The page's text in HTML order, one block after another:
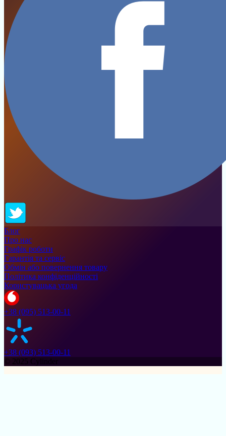
Блог
Про нас
Графік роботи
Гарантія та сервіс
Обмін або повернення товару
Політика конфіденційності
Користувацька угода
+38 (095) 513-00-11
+38 (093) 513-00-11
© 2025 Cylinder